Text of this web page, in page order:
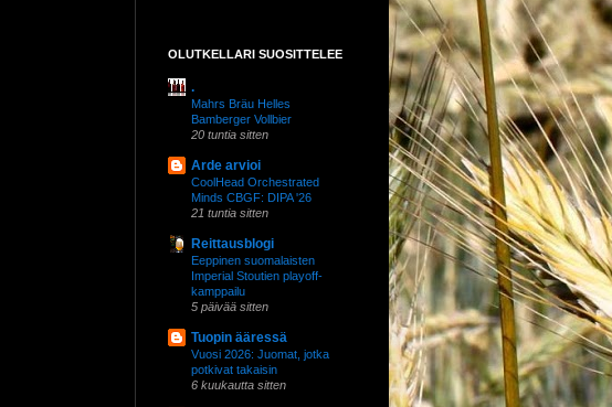
OLUTKELLARI SUOSITTELEE
.
Mahrs Bräu Helles
Bamberger Vollbier
20 tuntia sitten
Arde arvioi
CoolHead Orchestrated
Minds CBGF: DIPA '26
21 tuntia sitten
Reittausblogi
Eeppinen suomalaisten
Imperial Stoutien playoff-
kamppailu
5 päivää sitten
Tuopin ääressä
Vuosi 2026: Juomat, jotka
potkivat takaisin
6 kuukautta sitten